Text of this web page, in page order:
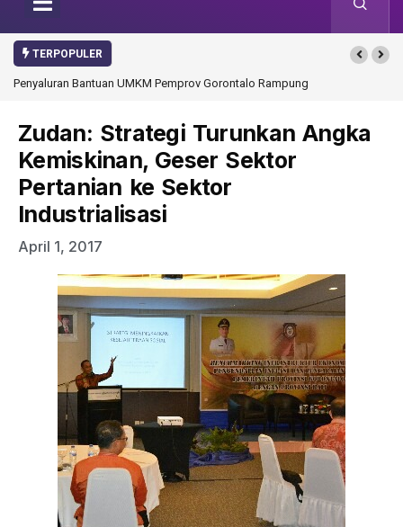
TERPOPULER
Gorontalo RampungGorontalo Ikut Dukung Program SMA Unggul Garuda
Zudan: Strategi Turunkan Angka
Kemiskinan, Geser Sektor
Pertanian ke Sektor
Industrialisasi
April 1, 2017